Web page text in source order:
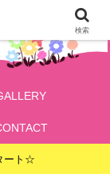
ート☆
検索